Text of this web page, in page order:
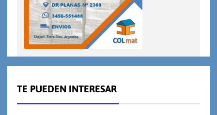
TE PUEDEN INTERESAR